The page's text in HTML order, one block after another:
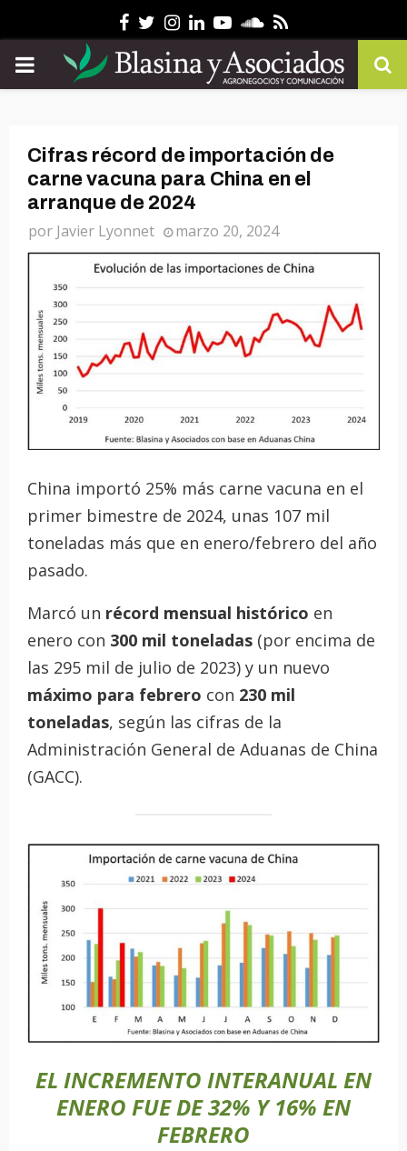
Facebook
Twitter
Instagram
Linkedin
YoutubeSoundcloud
Rss
PRIMARY
Cifras récord de importación de
carne vacuna para China en el
arranque de 2024
por Javier Lyonnet marzo 20, 2024
China importó 25% más carne vacuna en el
primer bimestre de 2024, unas 107 mil
toneladas más que en enero/febrero del año
pasado.
Marcó un récord mensual histórico en
enero con 300 mil toneladas (por encima de
las 295 mil de julio de 2023) y un nuevo
máximo para febrero con 230 mil
toneladas, según las cifras de la
Administración General de Aduanas de China
(GACC).
EL INCREMENTO INTERANUAL EN
ENERO FUE DE32% Y16% EN
FEBRERO